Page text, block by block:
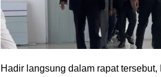
‎Hadir langsung dalam rapat